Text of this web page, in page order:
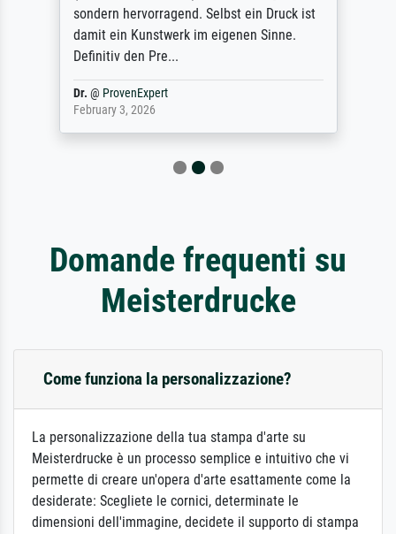
sondern hervorragend. Selbst ein Druck ist
damit ein Kunstwerk im eigenen Sinne.
Definitiv den Pre...
Dr. @ ProvenExpert
February 3, 2026
Domande frequenti su
Meisterdrucke
Come funziona la personalizzazione?
La personalizzazione della tua stampa d'arte su
Meisterdrucke è un processo semplice e intuitivo che vi
permette di creare un'opera d'arte esattamente come la
desiderate: Scegliete le cornici, determinate le
dimensioni dell'immagine, decidete il supporto di stampa